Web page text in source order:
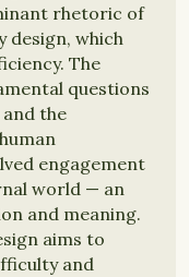
rhetoric of
design, which
The
questions
the
engagement
world — an
and meaning.
aims to
and